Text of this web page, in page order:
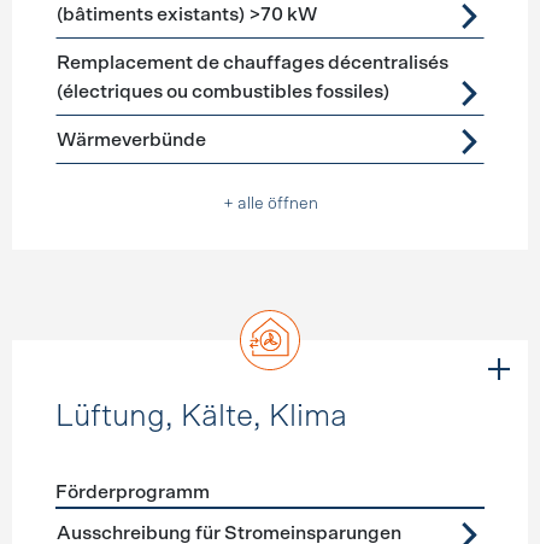
(bâtiments existants) >70 kW
Remplacement de chauffages décentralisés
(électriques ou combustibles fossiles)
Wärmeverbünde
+ alle öffnen
Lüftung, Kälte, Klima
Förderprogramme Lüftung, Kälte, Klima
Förderprogramm
Ausschreibung für Stromeinsparungen